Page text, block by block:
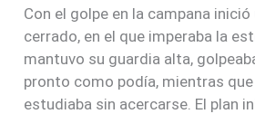
Con el golpe en la campana
cerrado, en el que imperaba la
mantuvo su guardia alta,
pronto como podía, mientras que
estudiaba sin acercarse. El plan